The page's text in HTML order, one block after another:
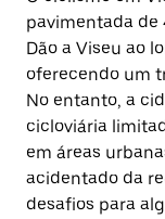
pavimentada de
Dão a Viseu ao
oferecendo um
No entanto, a
cicloviária
em áreas
acidentado da
desafios para